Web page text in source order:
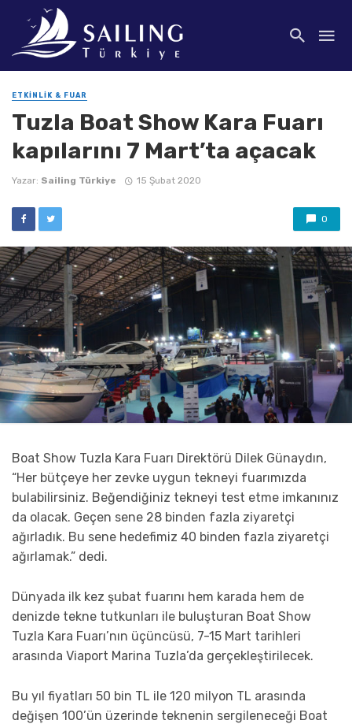
ETKINLIK & FUAR
Tuzla Boat Show Kara Fuarı
kapılarını 7 Mart’ta açacak
Yazar: Sailing Türkiye 15 Şubat 2020
0
Boat Show Tuzla Kara Fuarı Direktörü Dilek Günaydın,
“Her bütçeye her zevke uygun tekneyi fuarımızda
bulabilirsiniz. Beğendiğiniz tekneyi test etme imkanınız
da olacak. Geçen sene 28 binden fazla ziyaretçi
ağırladık. Bu sene hedefimiz 40 binden fazla ziyaretçi
ağırlamak.” dedi.
Dünyada ilk kez şubat fuarını hem karada hem de
denizde tekne tutkunları ile buluşturan Boat Show
Tuzla Kara Fuarı’nın üçüncüsü, 7-15 Mart tarihleri
arasında Viaport Marina Tuzla’da gerçekleştirilecek.
Bu yıl fiyatları 50 bin TL ile 120 milyon TL arasında
değişen 100’ün üzerinde teknenin sergileneceği Boat